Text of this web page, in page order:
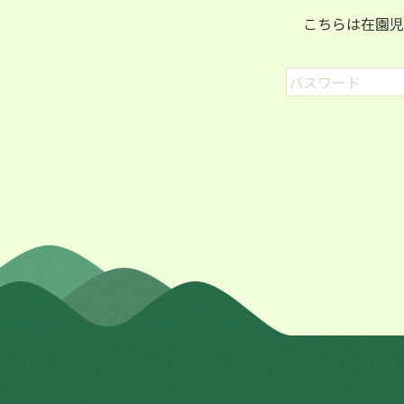
こちらは在園